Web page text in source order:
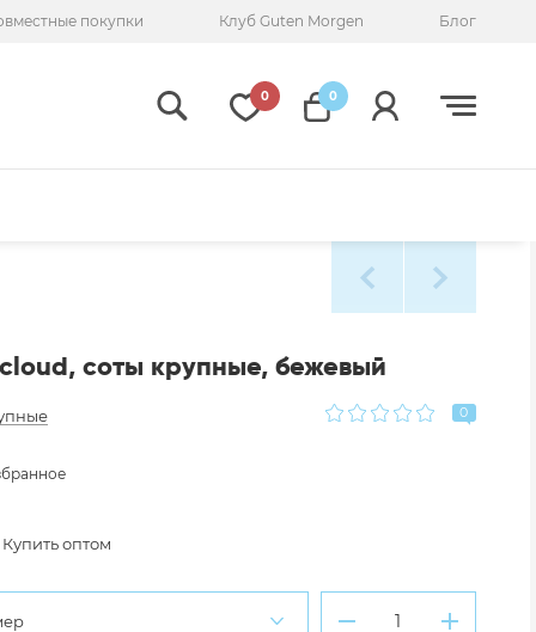
покупки Клуб Guten Morgen Блог
0 0
соты крупные, бежевый
0
Купить оптом